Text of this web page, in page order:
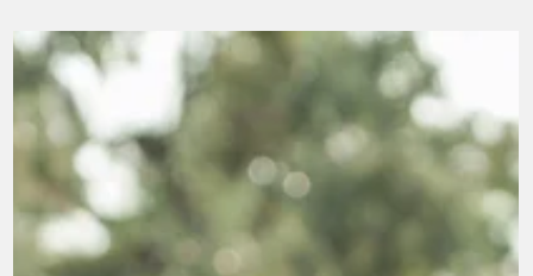
направление в Марокко
Знаете ли вы Тагазут , эту небольшую рыбацкую деревню на
юге Марокко, которая является обязательным местом для
посещения среди любителей серфинга? Тагазут — это прежде
всего состояние души. Это выбор уникального образа жизни.
многом это обусловлено климатом, атлантическим
побережьем, теплотой берберского народа и ощущением
что все возможно.